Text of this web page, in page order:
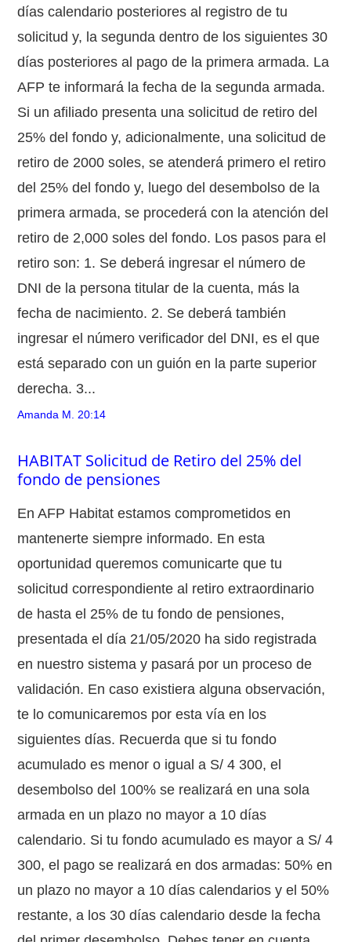
días calendario posteriores al registro de tu
solicitud y, la segunda dentro de los siguientes 30
días posteriores al pago de la primera armada. La
AFP te informará la fecha de la segunda armada.
Si un afiliado presenta una solicitud de retiro del
25% del fondo y, adicionalmente, una solicitud de
retiro de 2000 soles, se atenderá primero el retiro
del 25% del fondo y, luego del desembolso de la
primera armada, se procederá con la atención del
retiro de 2,000 soles del fondo. Los pasos para el
retiro son: 1. Se deberá ingresar el número de
DNI de la persona titular de la cuenta, más la
fecha de nacimiento. 2. Se deberá también
ingresar el número verificador del DNI, es el que
está separado con un guión en la parte superior
derecha. 3...
Amanda M. 20:14
HABITAT Solicitud de Retiro del 25% del
fondo de pensiones
En AFP Habitat estamos comprometidos en
mantenerte siempre informado. En esta
oportunidad queremos comunicarte que tu
solicitud correspondiente al retiro extraordinario
de hasta el 25% de tu fondo de pensiones,
presentada el día 21/05/2020 ha sido registrada
en nuestro sistema y pasará por un proceso de
validación. En caso existiera alguna observación,
te lo comunicaremos por esta vía en los
siguientes días. Recuerda que si tu fondo
acumulado es menor o igual a S/ 4 300, el
desembolso del 100% se realizará en una sola
armada en un plazo no mayor a 10 días
calendario. Si tu fondo acumulado es mayor a S/ 4
300, el pago se realizará en dos armadas: 50% en
un plazo no mayor a 10 días calendarios y el 50%
restante, a los 30 días calendario desde la fecha